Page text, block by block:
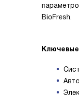
BioFresh.